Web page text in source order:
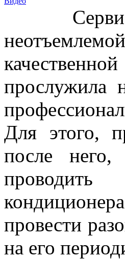
Сервисное
прослужила
Для этого,
после
провести
на его